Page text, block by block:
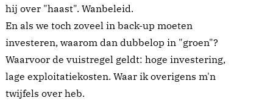
hij over "haast". Wanbeleid.
En als we toch zoveel in back-up moeten
investeren, waarom dan dubbelop in "groen"?
Waarvoor de vuistregel geldt: hoge investering,
lage exploitatiekosten. Waar ik overigens m'n
twijfels over heb.